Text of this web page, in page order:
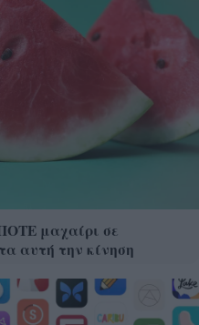
μαχαίρι σε
αυτή την κίνηση